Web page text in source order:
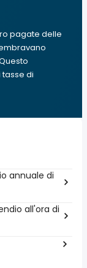
pagate delle
tasse di
annuale di
all'ora di